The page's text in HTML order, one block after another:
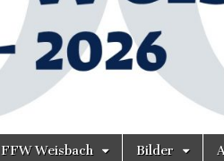
FFW Weisbach Bilder